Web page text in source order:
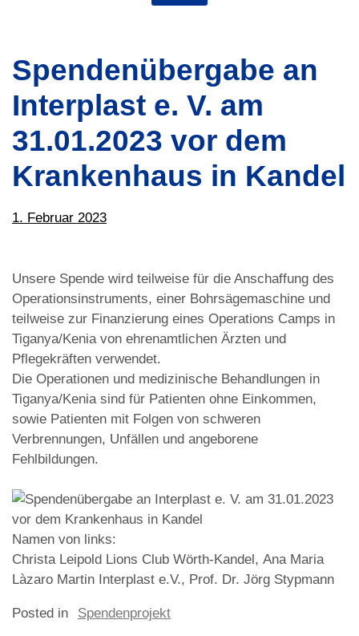
Spendenübergabe an
Interplast e. V. am
31.01.2023 vor dem
Krankenhaus in Kandel
1. Februar 2023
Unsere Spende wird teilweise für die Anschaffung des
Operationsinstruments, einer Bohrsägemaschine und
teilweise zur Finanzierung eines Operations Camps in
Tiganya/Kenia von ehrenamtlichen Ärzten und
Pflegekräften verwendet.
Die Operationen und medizinische Behandlungen in
Tiganya/Kenia sind für Patienten ohne Einkommen,
sowie Patienten mit Folgen von schweren
Verbrennungen, Unfällen und angeborene
Fehlbildungen.
Namen von links:
Christa Leipold Lions Club Wörth-Kandel, Ana Maria
Làzaro Martin Interplast e.V., Prof. Dr. Jörg Stypmann
Posted in Spendenprojekt